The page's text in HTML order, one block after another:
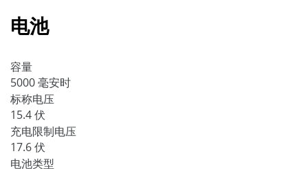
电池
容量
5000 毫安时
标称电压
15.4 伏
充电限制电压
17.6 伏
电池类型